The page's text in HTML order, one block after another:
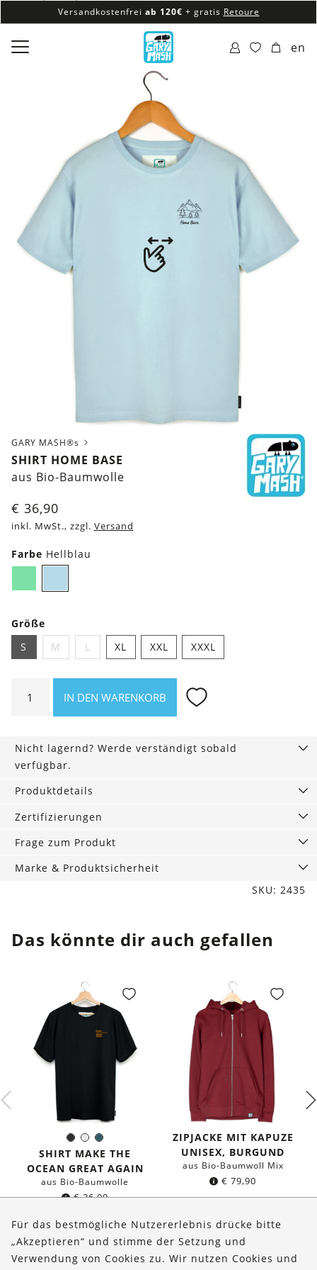
Versandkostenfrei ab 120€ + gratis Retoure
100% veganes & fair produziertes Sortiment
Versandkostenfrei ab 120€
en
GARY MASH®s
SHIRT HOME BASE
aus Bio-Baumwolle
€ 36,90
inkl. MwSt., zzgl. Versand
Farbe Hellblau
Größe
S
M L XL XXL XXXL
Home
IN DEN WARENKORB
Nicht lagernd? Werde verständigt sobald
verfügbar.
Produktdetails
Zertifizierungen
Frage zum Produkt
Marke & Produktsicherheit
SKU: 2435
Das könnte dir auch gefallen
Schwarz
WeißDunkles
Petrol
Farbe:
SHIRT MAKE THE
OCEAN GREAT AGAIN
aus Bio-Baumwolle
€36,90
ZIPJACKE MIT KAPUZE
UNISEX, BURGUND
aus Bio-Baumwoll Mix
€ 79,90
Über uns
Für das bestmögliche Nutzererlebnis drücke bitte
„Akzeptieren“ und stimme der Setzung und
Verwendung von Cookies zu. Wir nutzen Cookies und